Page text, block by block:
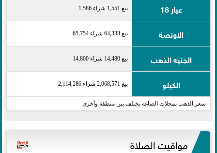
عيار 18 بيع 1,551 شراء 1,586
الاونصة بيع 64,333 شراء 65,754
الجنيه الذهب بيع 14,480 شراء 14,800
الكيلو بيع 2,068,571 شراء 2,114,286
سعر الذهب بمحلات الصاغة تختلف بين منطقة وأخرى
مواقيت الصلاة